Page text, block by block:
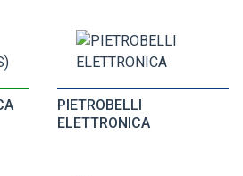
PIETROBELLI
ELETTRONICA